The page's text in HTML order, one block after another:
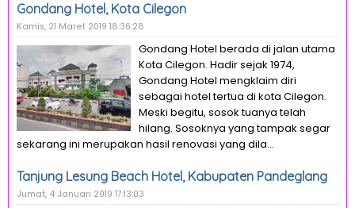
Gondang Hotel, Kota Cilegon
Kamis, 21 Maret 2019 18:36:28
Gondang Hotel berada di jalan utama
Kota Cilegon. Hadir sejak 1974,
Gondang Hotel mengklaim diri
sebagai hotel tertua di kota Cilegon.
Meski begitu, sosok tuanya telah
hilang. Sosoknya yang tampak segar
sekarang ini merupakan hasil renovasi yang dila...
Tanjung Lesung Beach Hotel, Kabupaten Pandeglang
Jumat, 4 Januari 2019 17:13:03